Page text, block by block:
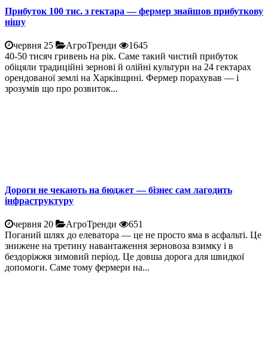
Прибуток 100 тис. з гектара — фермер знайшов прибуткову
нішу
червня 25 АгроТренди
1645
40-50 тисяч гривень на рік. Саме такий чистий прибуток
обіцяли традиційні зернові й олійні культури на 24 гектарах
орендованої землі на Харківщині. Фермер порахував — і
зрозумів що про розвиток...
Дороги не чекають на бюджет — бізнес сам лагодить
інфраструктуру
червня 20 АгроТренди
651
Поганий шлях до елеватора — це не просто яма в асфальті. Це
знижене на третину навантаження зерновоза взимку і в
бездоріжжя зимовий період. Це довша дорога для швидкої
допомоги. Саме тому фермери на...